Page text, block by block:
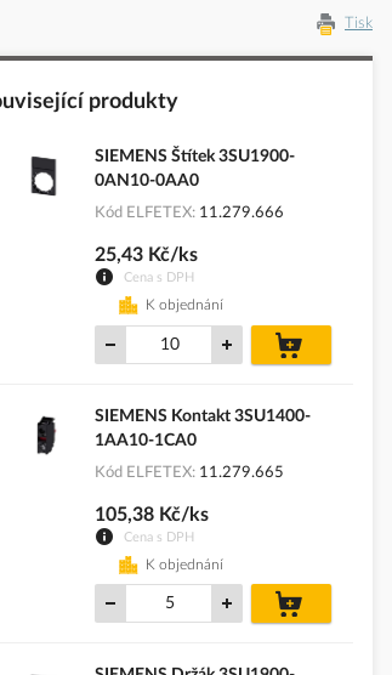
Tisk
produkty
SIEMENS Štítek 3SU1900-
0AN10-0AA0
Kód ELFETEX 11.279.666
Cena s DPH
25,43 Kč/ks
K objednání
košíku
SIEMENS Kontakt 3SU1400-
1AA10-1CA0
Kód ELFETEX 11.279.665
Cena s DPH
105,38 Kč/ks
K objednání
košíku